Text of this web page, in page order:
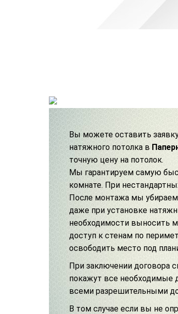
Вы можете оставить
натяжного потолка в
точную цену на потолок.
Мы гарантируем самую
комнате. При
После монтажа мы убираем
даже приустановке
необходимости выносить
доступ к стенам по
освободить место под
При заключении договора
покажут все необходимые
всеми разрешительными
В том случае если вы не